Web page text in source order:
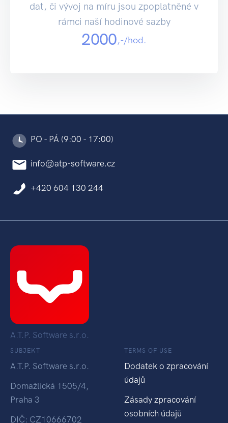
dat, či vývoj na míru jsou zpoplatněné v
rámci naší hodinové sazby
2000,-/hod.
PO - PÁ (9:00 - 17:00)
info@atp-software.cz
+420 604 130 244
A.T.P. Software s.r.o.
SUBJEKT
A.T.P. Software s.r.o.
Domažlická 1505/4,
Praha 3
DIČ: CZ10666702
TERMS OF USE
Dodatek o zpracování
údajů
Zásady zpracování
osobních údajů